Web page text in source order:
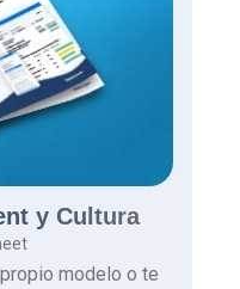
y Cultura
modelo o te